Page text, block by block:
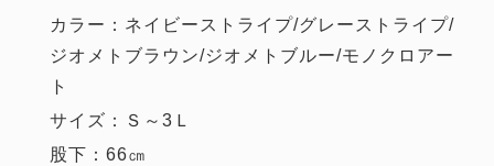
カラー：ネイビーストライプ/グレーストライプ/
ジオメトブラウン/ジオメトブルー/モノクロアー
ト
サイズ：Ｓ～3Ｌ
股下：66㎝